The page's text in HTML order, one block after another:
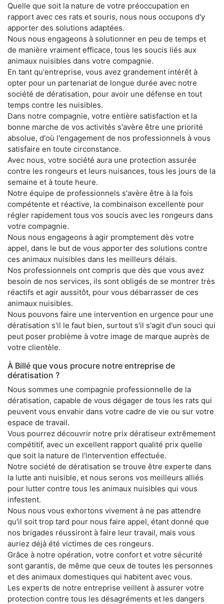
Quelle que soit la nature de votre préoccupation en
rapport avec ces rats et souris, nous nous occupons d'y
apporter des solutions adaptées.
Nous nous engageons à solutionner en peu de temps et
de manière vraiment efficace, tous les soucis liés aux
animaux nuisibles dans votre compagnie.
En tant qu'entreprise, vous avez grandement intérêt à
opter pour un partenariat de longue durée avec notre
société de dératisation, pour avoir une défense en tout
temps contre les nuisibles.
Dans notre compagnie, votre entière satisfaction et la
bonne marche de vos activités s'avère être une priorité
absolue, d'où l'engagement de nos professionnels à vous
satisfaire en toute circonstance.
Avec nous, votre société aura une protection assurée
contre les rongeurs et leurs nuisances, tous les jours de la
semaine et à toute heure.
Notre équipe de professionnels s'avère être à la fois
compétente et réactive, la combinaison excellente pour
régler rapidement tous vos soucis avec les rongeurs dans
votre compagnie.
Nous nous engageons à agir promptement dès votre
appel, dans le but de vous apporter des solutions contre
ces animaux nuisibles dans les meilleurs délais.
Nos professionnels ont compris que dès que vous avez
besoin de nos services, ils sont obligés de se montrer très
réactifs et agir aussitôt, pour vous débarrasser de ces
animaux nuisibles.
Nous pouvons faire une intervention en urgence pour une
dératisation s'il le faut bien, surtout s'il s'agit d'un souci qui
peut poser problème à votre image de marque auprès de
votre clientèle.
À Billé que vous procure notre entreprise de
dératisation ?
Nous sommes une compagnie professionnelle de la
dératisation, capable de vous dégager de tous les rats qui
peuvent vous envahir dans votre cadre de vie ou sur votre
espace de travail.
Vous pourrez découvrir notre prix dératiseur extrêmement
compétitif, avec un excellent rapport qualité prix quelle
que soit la nature de l'intervention effectuée.
Notre société de dératisation se trouve être experte dans
la lutte anti nuisible, et nous serons vos meilleurs alliés
pour lutter contre tous les animaux nuisibles qui vous
infestent.
Nous nous vous exhortons vivement à ne pas attendre
qu'il soit trop tard pour nous faire appel, étant donné que
nos brigades réussiront à faire leur travail, mais vous
auriez déjà été victimes de ces rongeurs.
Grâce à notre opération, votre confort et votre sécurité
sont garantis, de même que ceux de toutes les personnes
et des animaux domestiques qui habitent avec vous.
Les experts de notre entreprise veillent à assurer votre
protection contre tous les désagréments et les dangers